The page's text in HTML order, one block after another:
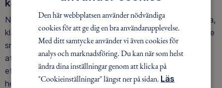
kajakledare
När Kersti tar de första paddeltagen ut på Vätterns rena,
klara vatten känner hon en frid inom sig. Allt som tidigare
snurrat i huvudet försvinner. Hon njuter av siktdjupet, av
att se tre-fyra meter rakt ned i det blå. Hon håller utkik
efter småskrak, tranor och fiskgjusar som brukar göra
henne sällskap ibland.
Den här webbplatsen använder nödvändiga
cookies för att ge dig en bra användarupplevelse.
Med ditt samtycke använder vi även cookies för
analys och marknadsföring. Du kan när som helst
ändra dina inställningar genom att klicka på
"Cookieinställningar" längst ner på sidan. Läs